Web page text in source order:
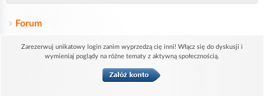
Forum
Zarezerwuj unikatowy login zanim wyprzedzą cię inni! Włącz się do dyskusji i
wymieniaj poglądy na różne tematy z aktywną społecznością.